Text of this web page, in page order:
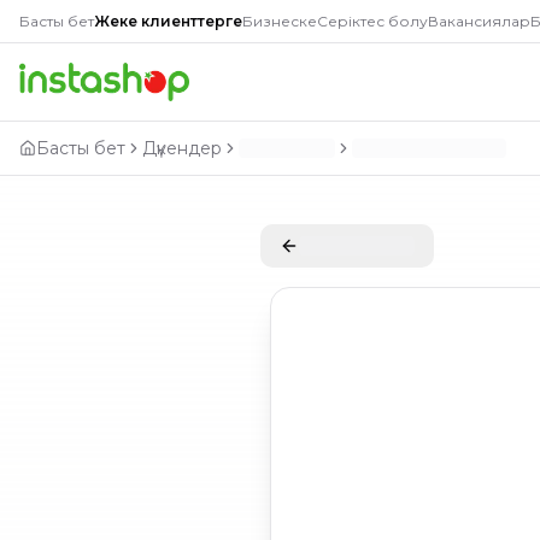
Басты бетЖеке клиенттергеБизнескеСеріктес болуВакансиялар
Басты бет Дүкендер